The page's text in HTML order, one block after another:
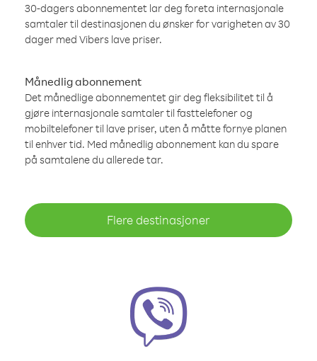
30-dagers abonnementet lar deg foreta internasjonale
samtaler til destinasjonen du ønsker for varigheten av 30
dager med Vibers lave priser.
Månedlig abonnement
Det månedlige abonnementet gir deg fleksibilitet til å
gjøre internasjonale samtaler til fasttelefoner og
mobiltelefoner til lave priser, uten å måtte fornye planen
til enhver tid. Med månedlig abonnement kan du spare
på samtalene du allerede tar.
Flere destinasjoner